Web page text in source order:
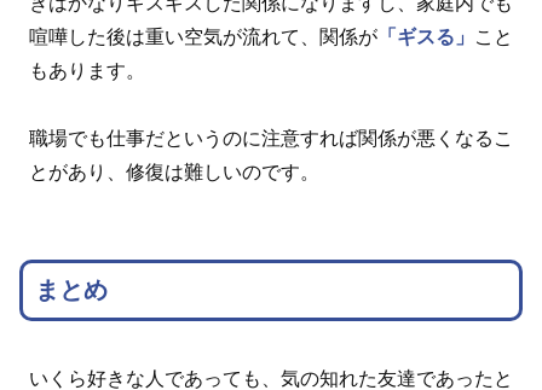
喧嘩した後は重い空気が流れて、関係が 「ギスる」
こと
もあります。
職場でも仕事だというのに注意すれば関係が悪くなるこ
とがあり、修復は難しいのです。
まとめ
いくら好きな人であっても、気の知れた友達であったと